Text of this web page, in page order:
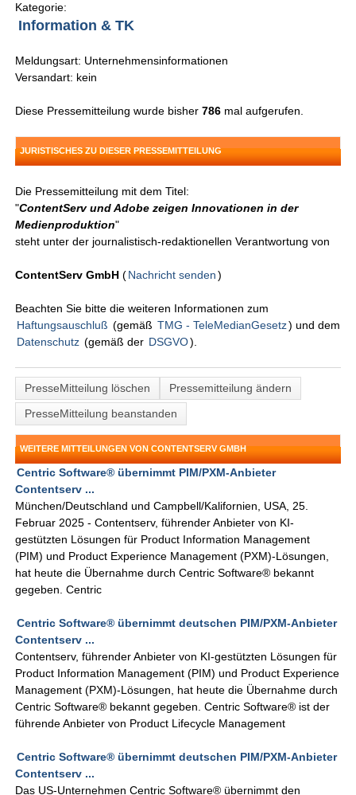
Kategorie:
Information & TK
Meldungsart: Unternehmensinformationen
Versandart: kein
Diese Pressemitteilung wurde bisher786 mal aufgerufen.
JURISTISCHES ZU DIESER PRESSEMITTEILUNG
Die Pressemitteilung mit dem Titel:
"ContentServ und Adobe zeigen Innovationen in der
Medienproduktion"
steht unter der journalistisch-redaktionellen Verantwortung von
ContentServ GmbH (Nachricht senden )
Beachten Sie bitte die weiteren Informationen zum
Haftungsauschluß (gemäß TMG - TeleMedianGesetz) und dem
Datenschutz (gemäß der DSGVO).
PresseMitteilung löschen
Pressemitteilung ändern
PresseMitteilung beanstanden
WEITERE MITTEILUNGEN VON CONTENTSERV GMBH
Centric Software® übernimmt PIM/PXM-Anbieter
Contentserv ...
München/Deutschland und Campbell/Kalifornien, USA, 25.
Februar 2025 - Contentserv, führender Anbieter von KI-
gestützten Lösungen für Product Information Management
(PIM) und Product Experience Management (PXM)-Lösungen,
hat heute die Übernahme durch Centric Software® bekannt
gegeben. Centric
Centric Software® übernimmt deutschen PIM/PXM-Anbieter
Contentserv ...
Contentserv, führender Anbieter von KI-gestützten Lösungen für
Product Information Management (PIM) und Product Experience
Management (PXM)-Lösungen, hat heute die Übernahme durch
Centric Software® bekannt gegeben. Centric Software® ist der
führende Anbieter von Product Lifecycle Management
Centric Software® übernimmt deutschen PIM/PXM-Anbieter
Contentserv ...
Das US-Unternehmen Centric Software® übernimmt den